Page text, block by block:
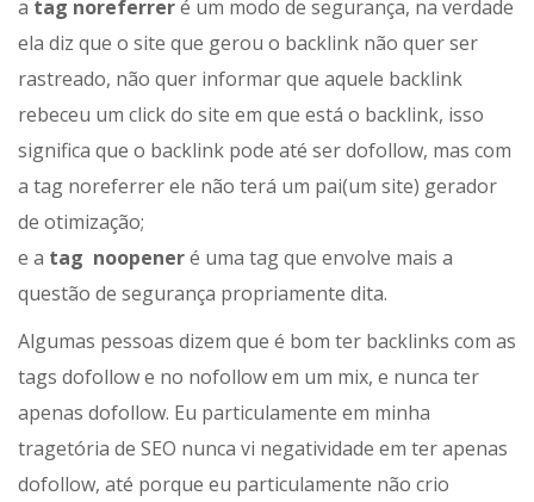
a tag noreferreré um modo de segurança, na verdade
ela diz que o site que gerou o backlink não quer ser
rastreado, não quer informar que aquele backlink
rebeceu um click do site em que está o backlink, isso
significa que o backlink pode até ser dofollow, mas com
a tag noreferrer ele não terá um pai(um site) gerador
de otimização;
e a tag noopeneré uma tag que envolve mais a
questão de segurança propriamente dita.
Algumas pessoas dizem que é bom ter backlinks com as
tags dofollow e no nofollow em um mix, e nunca ter
apenas dofollow. Eu particulamente em minha
tragetória de SEO nunca vi negatividade em ter apenas
dofollow, até porque eu particulamente não crio